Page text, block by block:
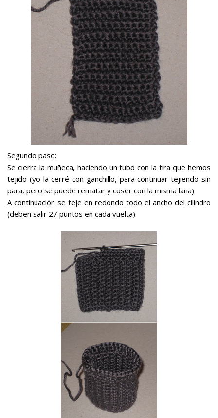
Segundo paso:
Se cierra la muñeca, haciendo un tubo con la tira que hemos
tejido (yo la cerré con ganchillo, para continuar tejiendo sin
para, pero se puede rematar y coser con la misma lana)
A continuación se teje en redondo todo el ancho del cilindro
(deben salir 27 puntos en cada vuelta).